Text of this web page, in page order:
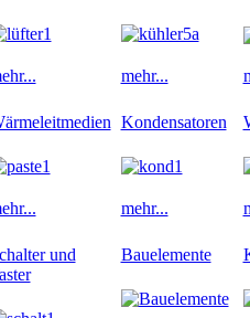
und
mehr...
Kondensatoren
mehr...
Bauelemente